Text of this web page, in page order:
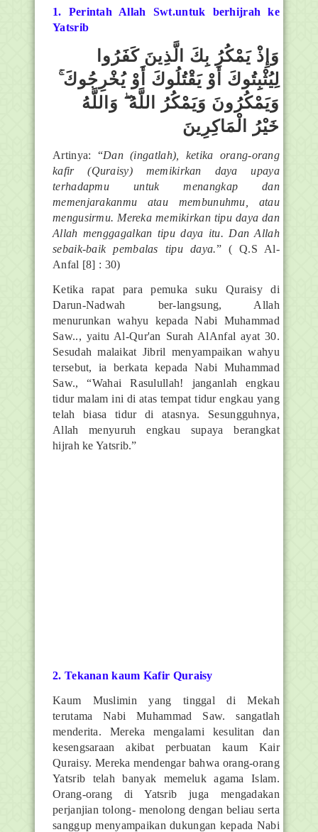
1. Perintah Allah Swt.untuk berhijrah ke
Yatsrib
وَإِذْ يَمْكُرُ بِكَ الَّذِينَ كَفَرُوا
لِيُثْبِتُوكَ أَوْ يَقْتُلُوكَ أَوْ يُخْرِجُوكَ ۚ
وَيَمْكُرُونَ وَيَمْكُرُ اللَّهُ ۖ وَاللَّهُ
خَيْرُ الْمَاكِرِينَ
Artinya: “Dan (ingatlah), ketika orang-orang
kafir (Quraisy) memikirkan daya upaya
terhadapmu untuk menangkap dan
memenjarakanmu atau membunuhmu, atau
mengusirmu. Mereka memikirkan tipu daya dan
Allah menggagalkan tipu daya itu. Dan Allah
sebaik-baik pembalas tipu daya.” ( Q.S Al-
Anfal [8] : 30)
Ketika rapat para pemuka suku Quraisy di
Darun-Nadwah ber-langsung, Allah
menurunkan wahyu kepada Nabi Muhammad
Saw.., yaitu Al-Qur'an Surah AlAnfal ayat 30.
Sesudah malaikat Jibril menyampaikan wahyu
tersebut, ia berkata kepada Nabi Muhammad
Saw., “Wahai Rasulullah! janganlah engkau
tidur malam ini di atas tempat tidur engkau yang
telah biasa tidur di atasnya. Sesungguhnya,
Allah menyuruh engkau supaya berangkat
hijrah ke Yatsrib.”
2. Tekanan kaum Kafir Quraisy
Kaum Muslimin yang tinggal di Mekah
terutama Nabi Muhammad Saw. sangatlah
menderita. Mereka mengalami kesulitan dan
kesengsaraan akibat perbuatan kaum Kair
Quraisy. Mereka mendengar bahwa orang-orang
Yatsrib telah banyak memeluk agama Islam.
Orang-orang di Yatsrib juga mengadakan
perjanjian tolong- menolong dengan beliau serta
sanggup menyampaikan dukungan kepada Nabi